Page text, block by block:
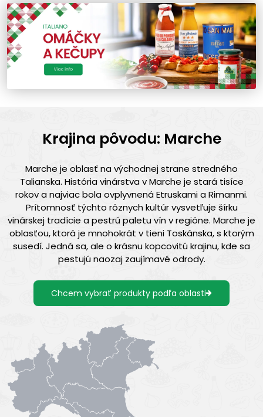
Krajina pôvodu: Marche
Marche je oblasť na východnej strane stredného
Talianska. História vinárstva v Marche je stará tisíce
rokov a najviac bola ovplyvnená Etruskami a Rimanmi.
Prítomnosť týchto rôznych kultúr vysvetľuje šírku
vinárskej tradície a pestrú paletu vín v regióne. Marche je
oblasťou, ktorá je mnohokrát v tieni Toskánska, s ktorým
susedí. Jedná sa, ale o krásnu kopcovitú krajinu, kde sa
pestujú naozaj zaujímavé odrody.
Chcem vybrať produkty podľa oblasti